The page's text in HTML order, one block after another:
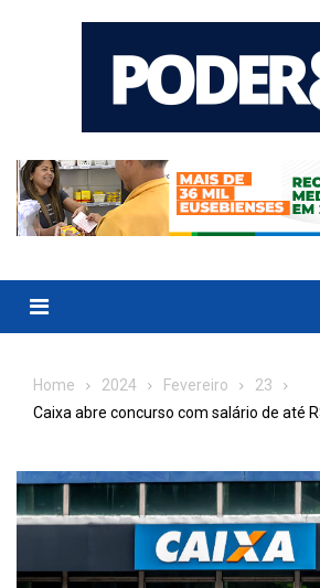
Menu
Home 2024 Fevereiro
23
Caixa abre concurso com salário de até